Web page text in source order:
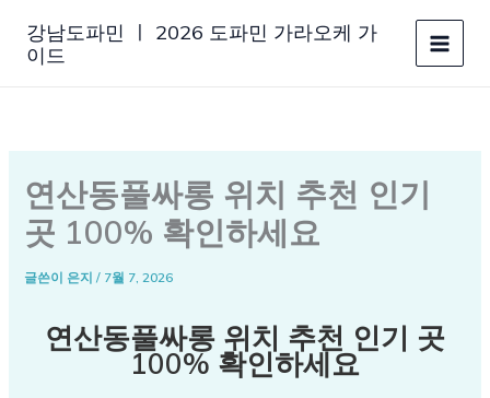
강남도파민 ㅣ 2026 도파민 가라오케 가
이드
연산동풀싸롱 위치 추천 인기
곳 100% 확인하세요
글쓴이 은지/ 7월 7, 2026
연산동풀싸롱 위치 추천 인기 곳
100% 확인하세요